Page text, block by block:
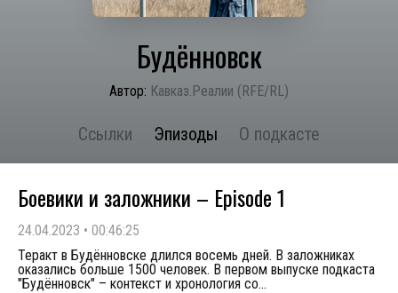
Будённовск
Автор: Кавказ.Реалии (RFE/RL)
Ссылки Эпизоды О подкасте
Боевики и заложники – Episode 1
24.04.2023 • 00:46:25
Теракт в Будённовске длился восемь дней. В заложниках
оказались больше 1500 человек. В первом выпуске подкаста
"Будённовск" – контекст и хронология со...